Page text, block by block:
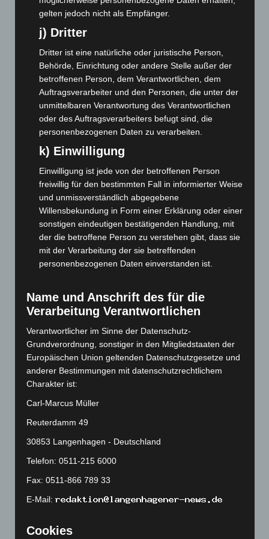
Juni 2024
(107)
Mai 2024(149)
März 2024(103)
Februar 2024(103)
Januar 2024(111)
Dezember 2023(130)
November 2023(130)
Oktober 2023(114)
September 2023 (133)
August 2023 (134)
Juli 2023(118)
Juni 2023(142)
Mai 2023(139)
April 2023(155)
Februar 2023(154)
Januar 2023(140)
Dezember 2022(130)
November 2022(167)
Oktober 2022(166)
September 2022
August 2022(166)
Juli 2022(133)
Juni 2022(167)
Mai 2022 (177)
April 2022(198)
März 2022 (221)
Januar 2022(190)
gelten jedoch nicht als Empfänger.
j) Dritter
Dritter ist eine natürliche oder juristische Person,
Behörde, Einrichtung oder andere Stelle außer der
betroffenen Person, dem Verantwortlichen, dem
Auftragsverarbeiter und den Personen, die unter der
unmittelbaren Verantwortung des Verantwortlichen
oder des Auftragsverarbeiters befugt sind, die
personenbezogenen Daten zu verarbeiten.
k) Einwilligung
Einwilligung ist jede von der betroffenen Person
freiwillig für den bestimmten Fall in informierter Weise
und unmissverständlich abgegebene
Willensbekundung in Form einer Erklärung oder einer
sonstigen eindeutigen bestätigenden Handlung, mit
der die betroffene Person zu verstehen gibt, dass sie
mit der Verarbeitung der sie betreffenden
personenbezogenen Daten einverstanden ist.
Name und Anschrift des für die
Verarbeitung Verantwortlichen
Verantwortlicher im Sinne der Datenschutz-
Grundverordnung, sonstiger in den Mitgliedstaaten der
Europäischen Union geltenden Datenschutzgesetze und
anderer Bestimmungen mit datenschutzrechtlichem
Charakter ist:
Carl-Marcus Müller
Reuterdamm 49
30853 Langenhagen - Deutschland
Telefon: 0511-215 6000
Fax: 0511-866 789 33
E-Mail:
Cookies